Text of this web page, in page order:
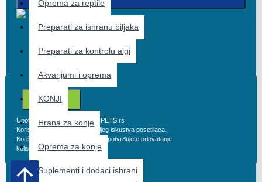
Oprema za reptile
Preparati za ishranu biljaka
Preparati za kontrolu algi
Akvarijumi i oprema
KONJI
Hrana za konje
Oprema za konje
Suplementi i dodaci ishrani
PRIHVATAM
Upotreba kolačića na URBANPETS.rs
Koristimo kolačiće radi što boljeg iskustva posetilaca.
Korišćenjem sajta smatra se da potvrđujete prihvatanje
kolačića na našim stranicama.